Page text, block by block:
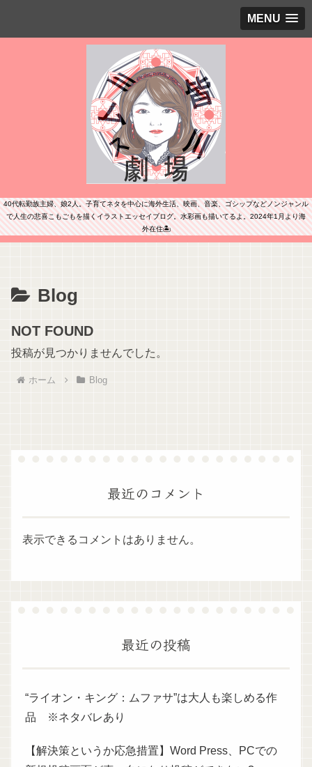
MENU
40代転勤族主婦、娘2人。子育てネタを中心に海外生活、映画、音楽、ゴシップなどノンジャンル
で人生の悲喜こもごもを描くイラストエッセイブログ。水彩画も描いてるよ。2024年1月より海
外在住🏝️
Blog
NOT FOUND
投稿が見つかりませんでした。
ホーム Blog
最近のコメント
表示できるコメントはありません。
最近の投稿
“ライオン・キング：ムファサ”は大人も楽しめる作
品 ※ネタバレあり
【解決策というか応急措置】Word Press、PCでの